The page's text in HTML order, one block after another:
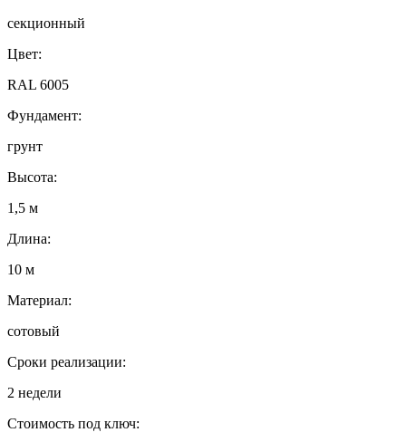
секционный
Цвет:
RAL 6005
Фундамент:
грунт
Высота:
1,5 м
Длина:
10 м
Материал:
сотовый
Сроки реализации:
2 недели
Стоимость под ключ: